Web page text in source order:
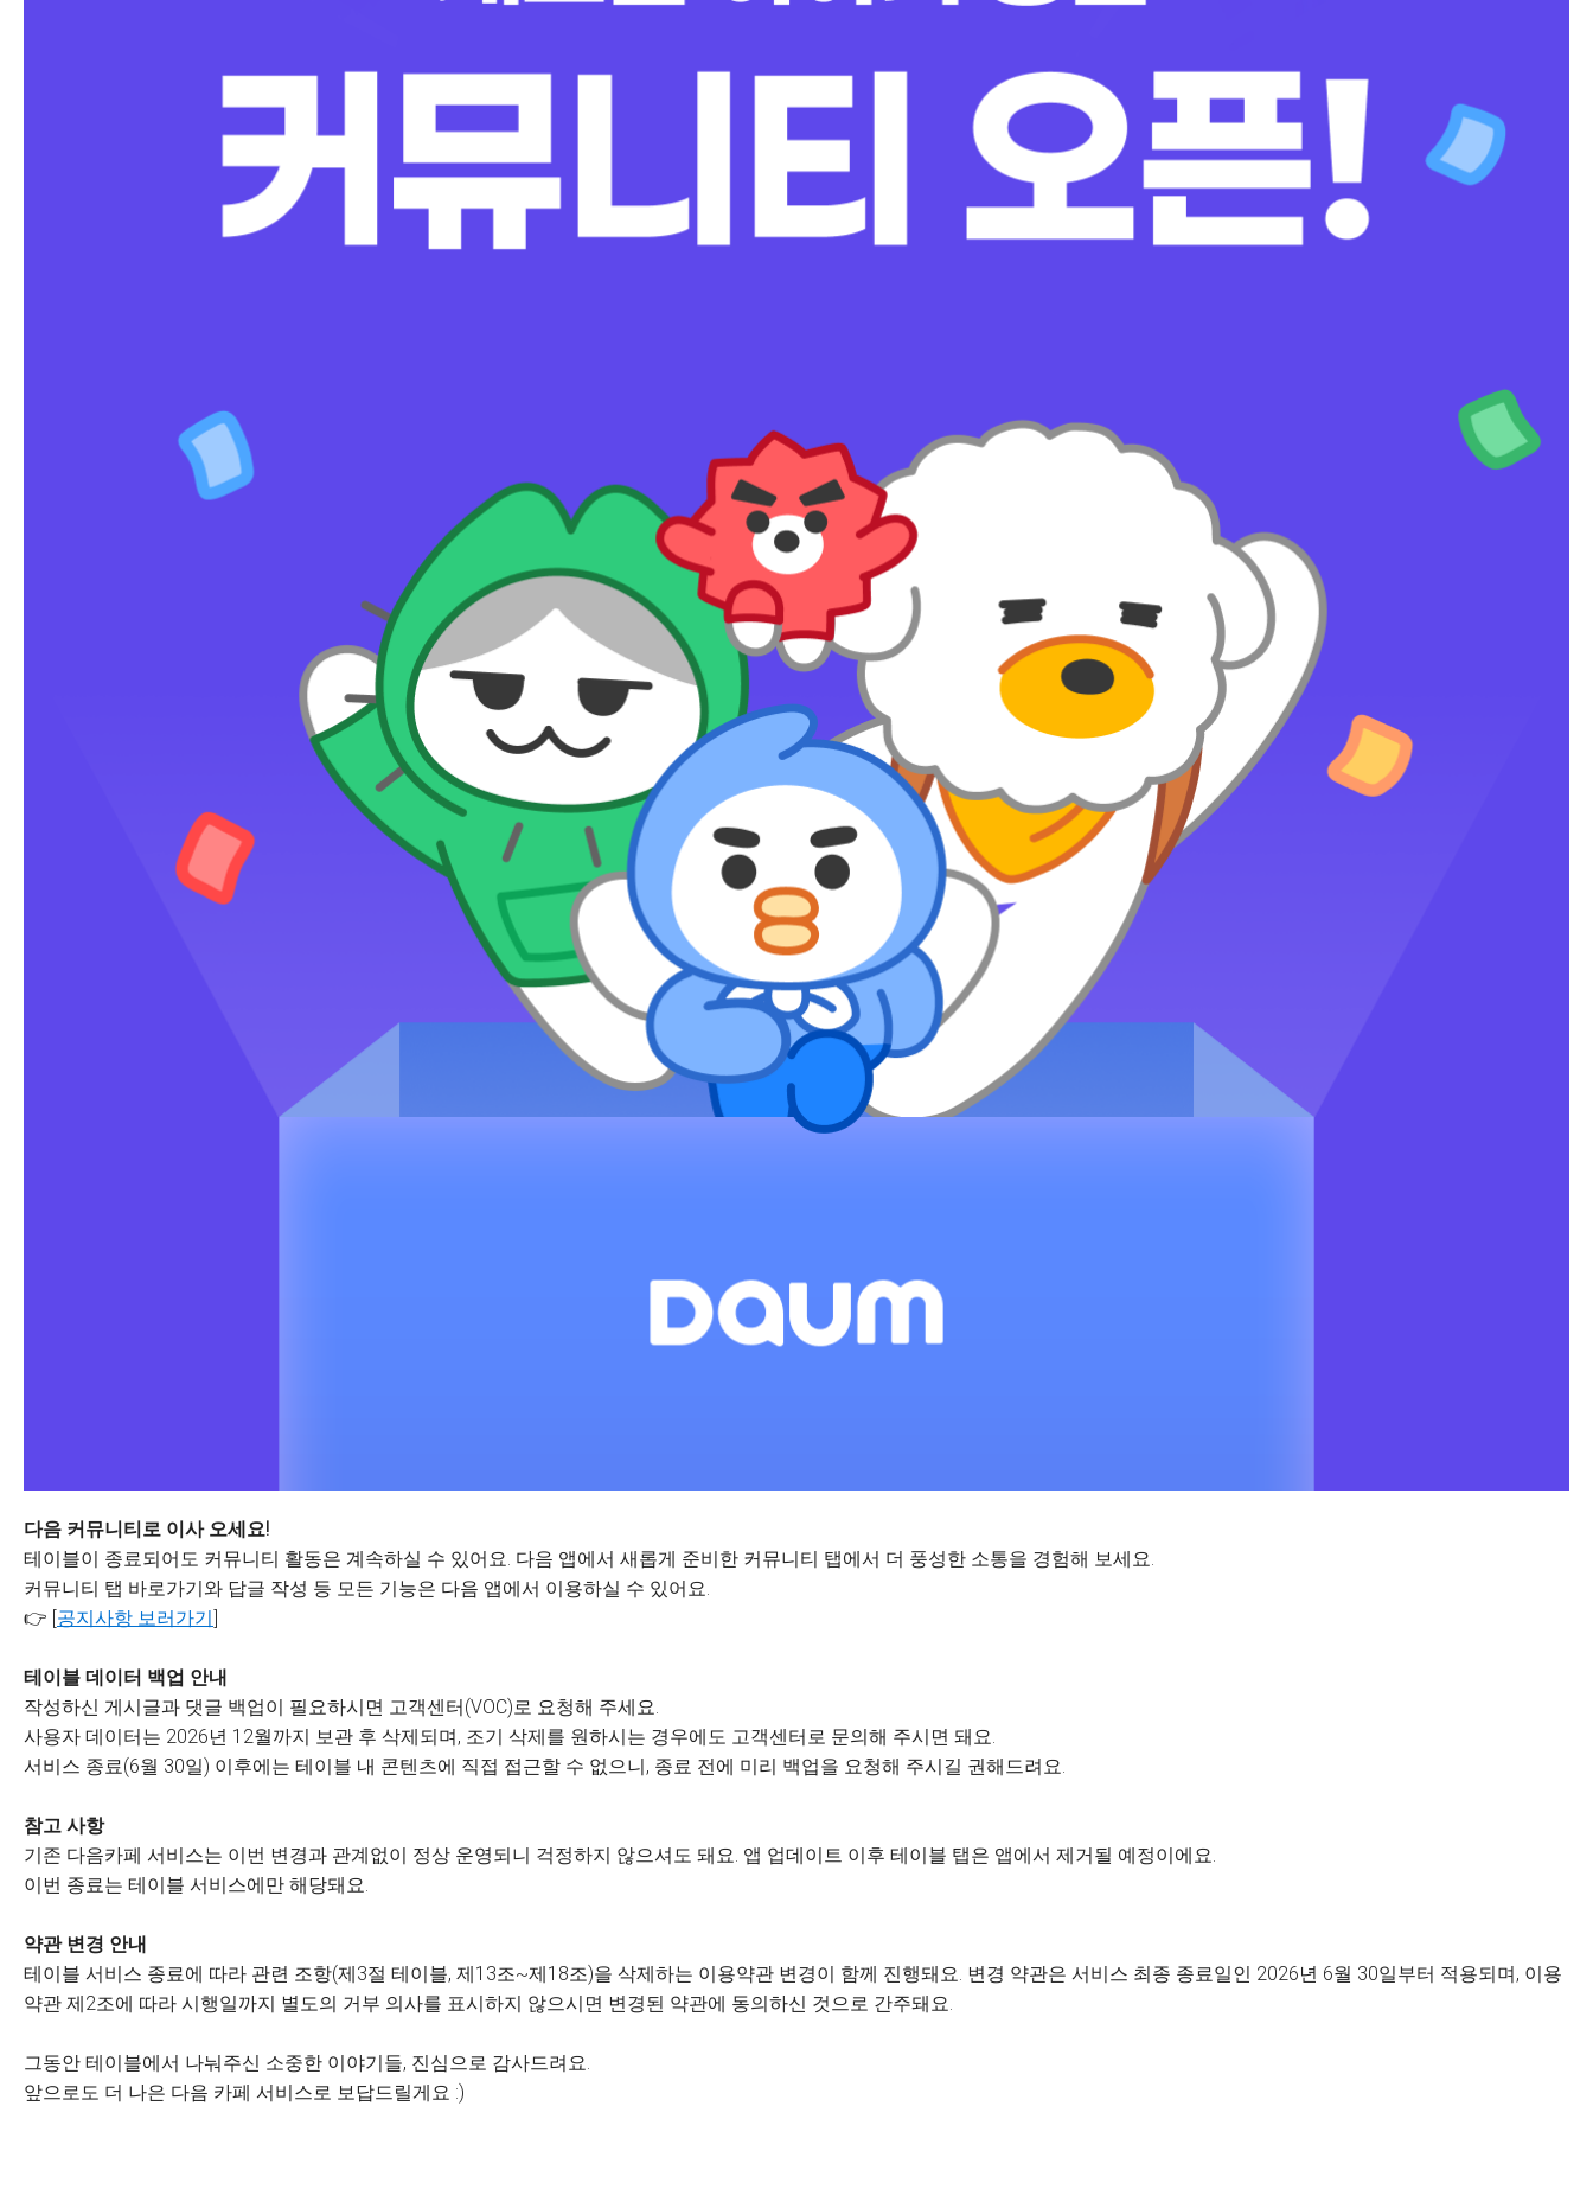
다음 커뮤니티로 이사 오세요!
테이블이 종료되어도 커뮤니티 활동은 계속하실 수 있어요. 다음 앱에서 새롭게 준비한 커뮤니티 탭에서 더 풍성한 소통을 경험해 보세요.
커뮤니티 탭 바로가기와 답글 작성 등 모든 기능은 다음 앱에서 이용하실 수 있어요.
👉 [공지사항 보러가기]
테이블 데이터 백업 안내
작성하신 게시글과 댓글 백업이 필요하시면 고객센터(VOC)로 요청해 주세요.
사용자 데이터는 2026년 12월까지 보관 후 삭제되며, 조기 삭제를 원하시는 경우에도 고객센터로 문의해 주시면 돼요.
서비스 종료(6월 30일) 이후에는 테이블 내 콘텐츠에 직접 접근할 수 없으니, 종료 전에 미리 백업을 요청해 주시길 권해드려요.
참고 사항
기존 다음카페 서비스는 이번 변경과 관계없이 정상 운영되니 걱정하지 않으셔도 돼요. 앱 업데이트 이후 테이블 탭은 앱에서 제거될 예정이에요.
이번 종료는 테이블 서비스에만 해당돼요.
약관 변경 안내
테이블 서비스 종료에 따라 관련 조항(제3절 테이블, 제13조~제18조)을 삭제하는 이용약관 변경이 함께 진행돼요. 변경 약관은 서비스 최종 종료일인 2026년 6월 30일부터 적용되며, 이용
약관 제2조에 따라 시행일까지 별도의 거부 의사를 표시하지 않으시면 변경된 약관에 동의하신 것으로 간주돼요.
그동안 테이블에서 나눠주신 소중한 이야기들, 진심으로 감사드려요.
앞으로도 더 나은 다음 카페 서비스로 보답드릴게요 :)